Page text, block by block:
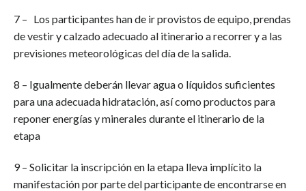
7 – Los participantes han de ir provistos de equipo, prendas
de vestir y calzado adecuado al itinerario a recorrer y a las
previsiones meteorológicas del día de la salida.
8 – Igualmente deberán llevar agua o líquidos suficientes
para una adecuada hidratación, así como productos para
reponer energías y minerales durante el itinerario de la
etapa
9 – Solicitar la inscripción en la etapa lleva implícito la
manifestación por parte del participante de encontrarse en